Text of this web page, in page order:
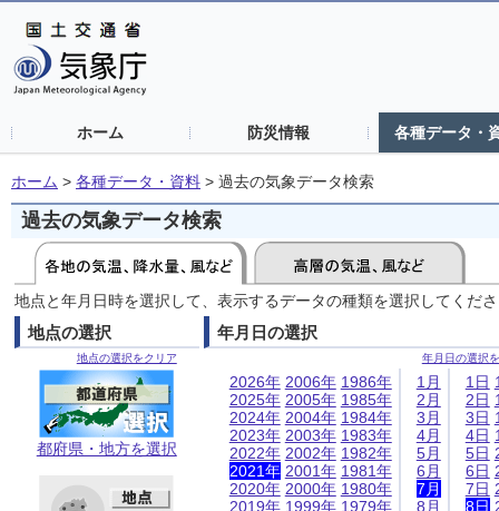
ホーム 防災情報 各種データ・
ホーム > 各種データ・資料 > 過去の気象データ検索
過去の気象データ検索
地点と年月日時を選択して、表示するデータの種類を選択してくだ
地点の選択
地点の選択をクリア
都府県・地方を選択
年月日の選択
年月日の選択
2026年
2025年
2024年
2023年
2022年
2021年
2020年
2019年
2006年
2005年
2004年
2003年
2002年
2001年
2000年
1999年
1986年
1985年
1984年
1983年
1982年
1981年
1980年
1979年
1月
2月
3月
4月
5月
6月
7月
8月
1日
2日
3日
4日
5日
6日
7日
8日